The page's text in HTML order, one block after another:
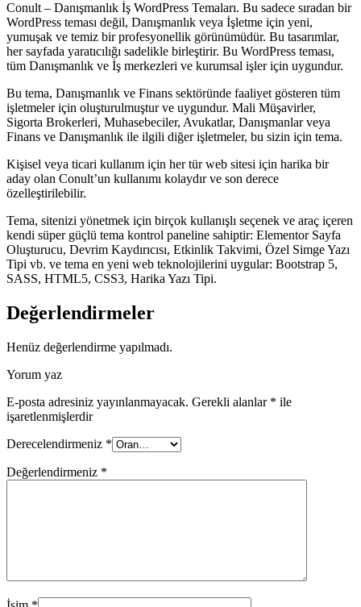
Conult – Danışmanlık İş WordPress Temaları. Bu sadece sıradan bir
WordPress teması değil, Danışmanlık veya İşletme için yeni,
yumuşak ve temiz bir profesyonellik görünümüdür. Bu tasarımlar,
her sayfada yaratıcılığı sadelikle birleştirir. Bu WordPress teması,
tüm Danışmanlık ve İş merkezleri ve kurumsal işler için uygundur.
Bu tema, Danışmanlık ve Finans sektöründe faaliyet gösteren tüm
işletmeler için oluşturulmuştur ve uygundur. Mali Müşavirler,
Sigorta Brokerleri, Muhasebeciler, Avukatlar, Danışmanlar veya
Finans ve Danışmanlık ile ilgili diğer işletmeler, bu sizin için tema.
Kişisel veya ticari kullanım için her tür web sitesi için harika bir
aday olan Conult’un kullanımı kolaydır ve son derece
özelleştirilebilir.
Tema, sitenizi yönetmek için birçok kullanışlı seçenek ve araç içeren
kendi süper güçlü tema kontrol paneline sahiptir: Elementor Sayfa
Oluşturucu, Devrim Kaydırıcısı, Etkinlik Takvimi, Özel Simge Yazı
Tipi vb. ve tema en yeni web teknolojilerini uygular: Bootstrap 5,
SASS, HTML5, CSS3, Harika Yazı Tipi.
Değerlendirmeler
Henüz değerlendirme yapılmadı.
Yorum yaz
E-posta adresiniz yayınlanmayacak. Gerekli alanlar * ile
işaretlenmişlerdir
Derecelendirmeniz *
Değerlendirmeniz *